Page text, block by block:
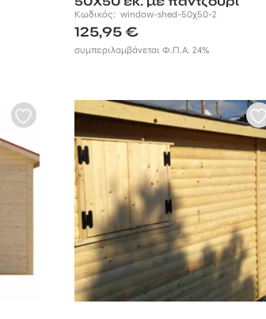
Κωδικός: window-shed-50χ50-2
125,95€
συμπεριλαμβάνεται Φ.Π.Α. 24%